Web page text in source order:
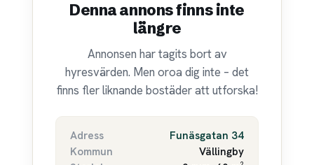
Denna annons finns inte
längre
Annonsen har tagits bort av
hyresvärden. Men oroa dig inte – det
finns fler liknande bostäder att utforska!
Adress
Funäsgatan 34
Kommun
Vällingby